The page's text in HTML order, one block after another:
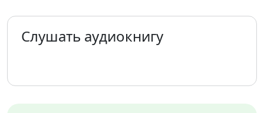
Слушать аудиокнигу